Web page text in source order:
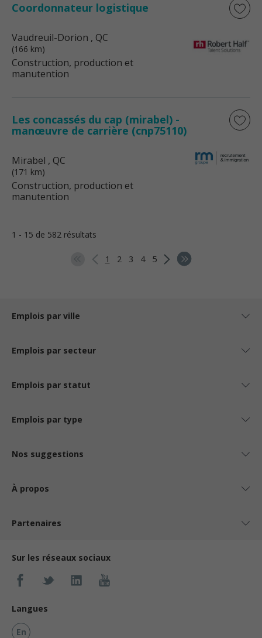
Coordonnateur logistique
Vaudreuil-Dorion , QC
(166 km)
Construction, production et
manutention
Les concassés du cap (mirabel) -
manœuvre de carrière (cnp75110)
Mirabel , QC
(171 km)
Construction, production et
manutention
1 - 15 de 582 résultats
1 2 3 4 5
Emplois par ville
Emplois par secteur
Emplois par statut
Emplois par type
Nos suggestions
À propos
Partenaires
Sur les réseaux sociaux
Langues
En